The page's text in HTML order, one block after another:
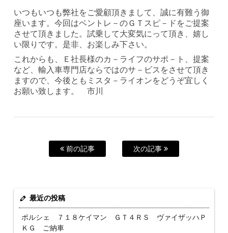
いつもいつも弊社をご愛顧頂きまして、誠に有難う御
座います。今回はベントレ－のＧＴスピ－ドをご提案
させて頂きました。試乗して大変気にって頂き、嬉し
い限りです。是非、お楽しみ下さい。
これからも、Ｅ社長様のカ－ライフのサポ－ト、提案
など、輸入車専門店ならではのサ－ビスをさせて頂き
ますので、今後ともミスタ－ライオンをどうぞ宜しく
お願い致します。 市川
前の記事 次の記事
最近の投稿
ポルシェ ７１８ケイマン ＧＴ４ＲＳ ヴァイザッハＰ
ＫＧ ご納車